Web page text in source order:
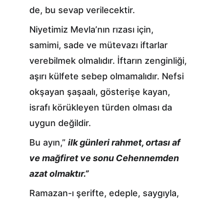
de, bu sevap verilecektir.
Niyetimiz Mevla’nın rızası için,
samimi, sade ve mütevazı iftarlar
verebilmek olmalıdır. İftarın zenginliği,
aşırı külfete sebep olmamalıdır. Nefsi
okşayan şaşaalı, gösterişe kayan,
israfı körükleyen türden olması da
uygun değildir.
Bu ayın,” ilk günleri rahmet, ortası af
ve mağfiret ve sonu Cehennemden
azat olmaktır.”
Ramazan-ı şerifte, edeple, saygıyla,